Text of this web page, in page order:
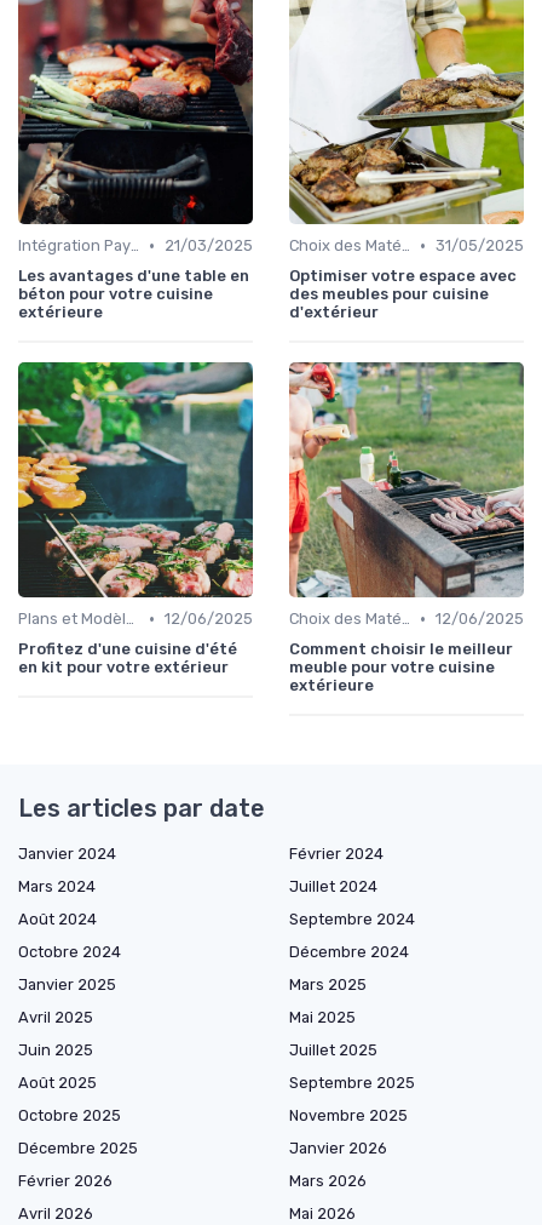
Intégration Paysagère et Décoration •
21/03/2025
Les avantages d'une table en
béton pour votre cuisine
extérieure
Choix des Matériaux et du Design • 31/05/2025
Optimiser votre espace avec
des meubles pour cuisine
d'extérieur
Plans et Modèles de Cuisines Extérieures • 12/06/2025
Profitez d'une cuisine d'été
en kit pour votre extérieur
Choix des Matériaux et du Design • 12/06/2025
Comment choisir le meilleur
meuble pour votre cuisine
extérieure
Les articles par date
Janvier 2024
Février 2024
Mars 2024
Juillet 2024
Août 2024
Septembre 2024
Octobre 2024
Décembre 2024
Janvier 2025
Mars 2025
Avril 2025
Mai 2025
Juin 2025
Juillet 2025
Août 2025
Septembre 2025
Octobre 2025
Novembre 2025
Décembre 2025
Janvier 2026
Février 2026
Mars 2026
Avril 2026
Mai 2026